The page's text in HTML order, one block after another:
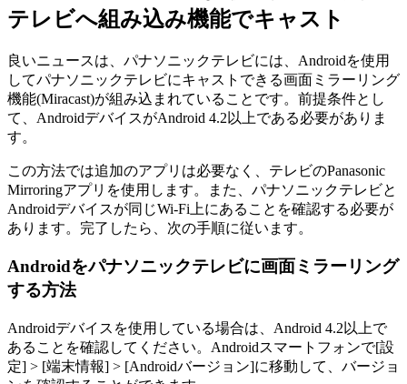
テレビへ組み込み機能でキャスト
良いニュースは、パナソニックテレビには、Androidを使用
してパナソニックテレビにキャストできる画面ミラーリング
機能(Miracast)が組み込まれていることです。前提条件とし
て、AndroidデバイスがAndroid 4.2以上である必要がありま
す。
この方法では追加のアプリは必要なく、テレビのPanasonic
Mirroringアプリを使用します。また、パナソニックテレビと
Androidデバイスが同じWi-Fi上にあることを確認する必要が
あります。完了したら、次の手順に従います。
Androidをパナソニックテレビに画面ミラーリング
する方法
Androidデバイスを使用している場合は、Android 4.2以上で
あることを確認してください。Androidスマートフォンで[設
定] > [端末情報] > [Androidバージョン]に移動して、バージョ